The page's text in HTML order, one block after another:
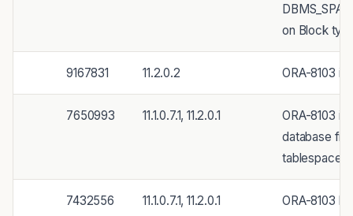
on Block
9167831 11.2.0.2 ORA-8103
7650993 11.1.0.7.1, 11.2.0.1
ORA-8103
database
tablespace
7432556 11.1.0.7.1, 11.2.0.1
ORA-8103